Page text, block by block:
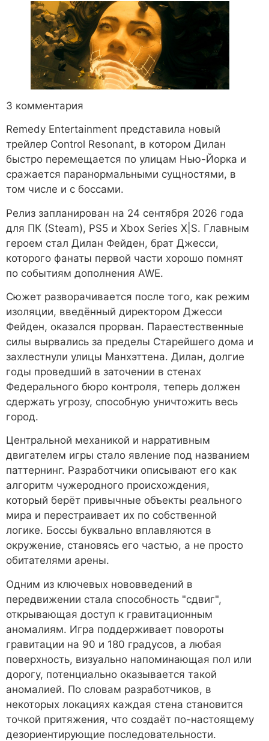
3 комментария
Remedy Entertainment представила новый
трейлер Control Resonant, в котором Дилан
быстро перемещается по улицам Нью-Йорка и
сражается паранормальными сущностями, в
том числе и с боссами.
Релиз запланирован на 24 сентября 2026 года
для ПК (Steam), PS5 и Xbox Series X|S. Главным
героем стал Дилан Фейден, брат Джесси,
которого фанаты первой части хорошо помнят
по событиям дополнения AWE.
Сюжет разворачивается после того, как режим
изоляции, введённый директором Джесси
Фейден, оказался прорван. Параестественные
силы вырвались за пределы Старейшего дома и
захлестнули улицы Манхэттена. Дилан, долгие
годы проведший в заточении в стенах
Федерального бюро контроля, теперь должен
сдержать угрозу, способную уничтожить весь
город.
Центральной механикой и нарративным
двигателем игры стало явление под названием
паттернинг. Разработчики описывают его как
алгоритм чужеродного происхождения,
который берёт привычные объекты реального
мира и перестраивает их по собственной
логике. Боссы буквально вплавляются в
окружение, становясь его частью, а не просто
обитателями арены.
Одним из ключевых нововведений в
передвижении стала способность "сдвиг",
открывающая доступ к гравитационным
аномалиям. Игра поддерживает повороты
гравитации на 90 и 180 градусов, а любая
поверхность, визуально напоминающая пол или
дорогу, потенциально оказывается такой
аномалией. По словам разработчиков, в
некоторых локациях каждая стена становится
точкой притяжения, что создаёт по-настоящему
дезориентирующие последовательности.